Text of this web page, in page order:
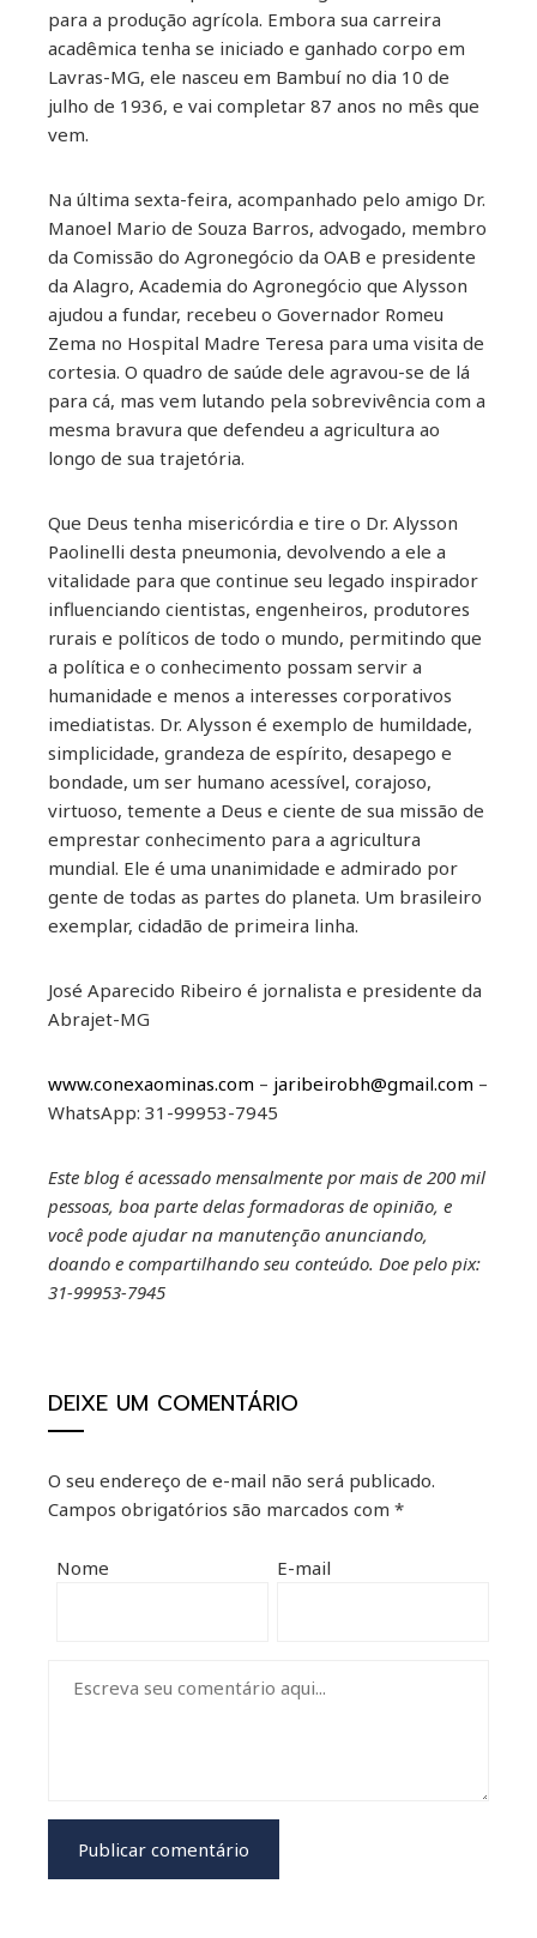
para a produção agrícola. Embora sua carreira
acadêmica tenha se iniciado e ganhado corpo em
Lavras-MG, ele nasceu em Bambuí no dia 10 de
julho de 1936, e vai completar 87 anos no mês que
vem.
Na última sexta-feira, acompanhado pelo amigo Dr.
Manoel Mario de Souza Barros, advogado, membro
da Comissão do Agronegócio da OAB e presidente
da Alagro, Academia do Agronegócio que Alysson
ajudou a fundar, recebeu o Governador Romeu
Zema no Hospital Madre Teresa para uma visita de
cortesia. O quadro de saúde dele agravou-se de lá
para cá, mas vem lutando pela sobrevivência com a
mesma bravura que defendeu a agricultura ao
longo de sua trajetória.
Que Deus tenha misericórdia e tire o Dr. Alysson
Paolinelli desta pneumonia, devolvendo a ele a
vitalidade para que continue seu legado inspirador
influenciando cientistas, engenheiros, produtores
rurais e políticos de todo o mundo, permitindo que
a política e o conhecimento possam servir a
humanidade e menos a interesses corporativos
imediatistas. Dr. Alysson é exemplo de humildade,
simplicidade, grandeza de espírito, desapego e
bondade, um ser humano acessível, corajoso,
virtuoso, temente a Deus e ciente de sua missão de
emprestar conhecimento para a agricultura
mundial. Ele é uma unanimidade e admirado por
gente de todas as partes do planeta. Um brasileiro
exemplar, cidadão de primeira linha.
José Aparecido Ribeiro é jornalista e presidente da
Abrajet-MG
www.conexaominas.com – jaribeirobh@gmail.com –
WhatsApp: 31-99953-7945
Este blog é acessado mensalmente por mais de 200 mil
pessoas, boa parte delas formadoras de opinião, e
você pode ajudar na manutenção anunciando,
doando e compartilhando seu conteúdo. Doe pelo pix:
31-99953-7945
DEIXE UM COMENTÁRIO
O seu endereço de e-mail não será publicado.
Campos obrigatórios são marcados com *
Nome E-mail